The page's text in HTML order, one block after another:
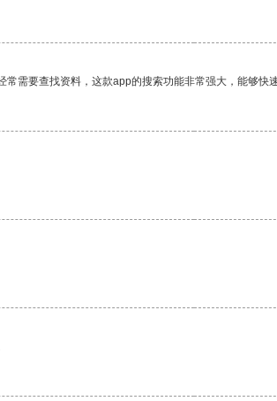
需要查找资料，这款app的搜索功能非常强大，能够快